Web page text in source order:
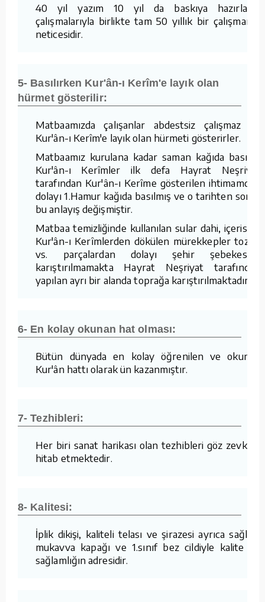
40 yıl yazım 10 yıl da baskıya hazırlama
çalışmalarıyla birlikte tam 50 yıllık bir çalışmanın
neticesidir.
5- Basılırken Kur'ân-ı Kerîm'e layık olan
hürmet gösterilir:
Matbaamızda çalışanlar abdestsiz çalışmaz ve
Kur'ân-ı Kerîm'e layık olan hürmeti gösterirler.
Matbaamız kurulana kadar saman kağıda basılan
Kur'ân-ı Kerîmler ilk defa Hayrat Neşriyat
tarafından Kur'ân-ı Kerîme gösterilen ihtimamdan
dolayı 1.Hamur kağıda basılmış ve o tarihten sonra
bu anlayış değişmiştir.
Matbaa temizliğinde kullanılan sular dahi, içerisine
Kur'ân-ı Kerîmlerden dökülen mürekkepler tozlar
vs. parçalardan dolayı şehir şebekesine
karıştırılmamakta Hayrat Neşriyat tarafından
yapılan ayrı bir alanda toprağa karıştırılmaktadır.
6- En kolay okunan hat olması:
Bütün dünyada en kolay öğrenilen ve okunan
Kur'ân hattı olarak ün kazanmıştır.
7- Tezhibleri:
Her biri sanat harikası olan tezhibleri göz zevkine
hitab etmektedir.
8- Kalitesi:
İplik dikişi, kaliteli telası ve şirazesi ayrıca sağlam
mukavva kapağı ve 1.sınıf bez cildiyle kalite ve
sağlamlığın adresidir.